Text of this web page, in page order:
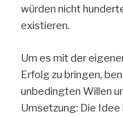
würden nicht
existieren.
Um es mit der
Erfolg zu bringen,
unbedingten Willen
Umsetzung: Die Idee